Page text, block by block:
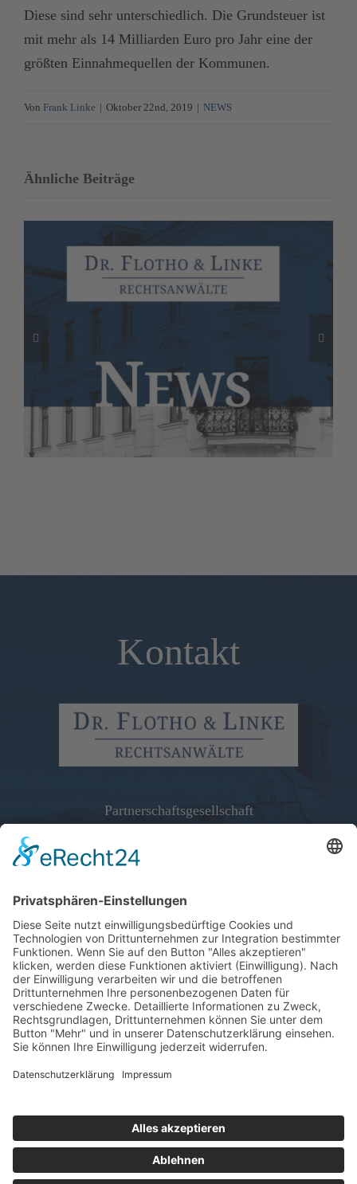
Diese sind sehr unterschiedlich. Die Grundsteuer ist
mit mehr als 14 Milliarden Euro pro Jahr eine der
größten Einnahmequellen der Kommunen.
Von Frank Linke | Oktober 22nd, 2019 | NEWS
Ähnliche Beiträge
Kontakt
Partnerschaftsgesellschaft
04668 Grimma
Telefon:(03437) 70 11-0
Fax:(03437) 70 11-11
E-Mail: info@ra-flp.de
JETZT KONTAKT AUFNEHMEN!
© Copyright 2019 -2026 | Dr. Flotho & Linke
- Rechtsanwälte | design by